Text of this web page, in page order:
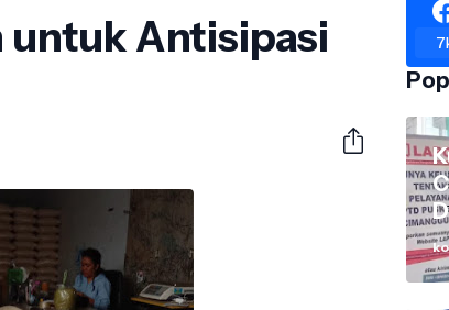
untuk Antisipasi